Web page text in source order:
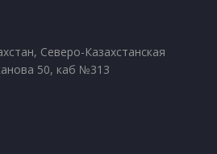
Северо-Казахстанская
50, каб №313